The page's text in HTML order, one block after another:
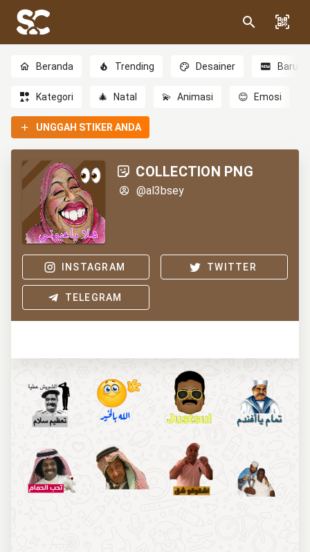
Beranda Trending Desainer Baru
Kategori 🎄 Natal 💫 Animasi 😊 Emosi
UNGGAH STIKER ANDA
COLLECTION PNG
@al3bsey
INSTAGRAM TWITTER
TELEGRAM